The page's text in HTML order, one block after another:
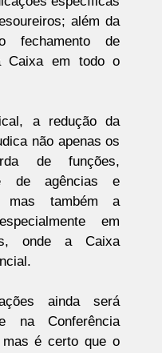
além da
fechamento de
Caixa em todo o
a redução da
não apenas os
de funções,
de agências e
mas também a
em
onde a Caixa
ainda será
na Conferência
mas é certo que o